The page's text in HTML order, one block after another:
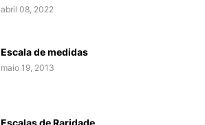
abril 08, 2022
Escala de medidas
maio 19, 2013
Escalas de Raridade